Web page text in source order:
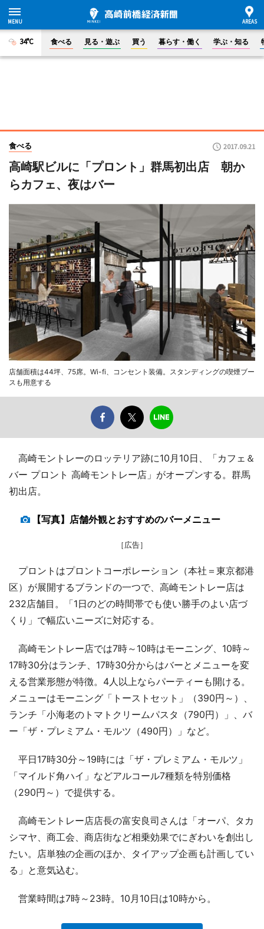
34°C 食べる 見る・遊ぶ 買う 暮らす・働く 学ぶ・知る
食べる 2017.09.21
高崎駅ビルに「プロント」群馬初出店 朝か
らカフェ、夜はバー
店舗面積は44坪、75席。Wi-fi、コンセント装備。スタンディングの喫煙ブー
スも用意する
高崎モントレーのロッテリア跡に10月10日、「カフェ＆
バー プロント 高崎モントレー店」がオープンする。群馬
初出店。
【写真】店舗外観とおすすめのバーメニュー
［広告］
プロントはプロントコーポレーション（本社＝東京都港
区）が展開するブランドの一つで、高崎モントレー店は
232店舗目。「1日のどの時間帯でも使い勝手のよい店づ
くり」で幅広いニーズに対応する。
高崎モントレー店では7時～10時はモーニング、10時～
17時30分はランチ、17時30分からはバーとメニューを変
える営業形態が特徴。4人以上ならパーティーも開ける。
メニューはモーニング「トーストセット」（390円～）、
ランチ「小海老のトマトクリームパスタ（790円）」、バ
ー「ザ・プレミアム・モルツ（490円）」など。
平日17時30分～19時には「ザ・プレミアム・モルツ」
「マイルド角ハイ」などアルコール7種類を特別価格
（290円～）で提供する。
高崎モントレー店店長の富安良司さんは「オーパ、タカ
シマヤ、商工会、商店街など相乗効果でにぎわいを創出し
たい。店単独の企画のほか、タイアップ企画も計画してい
る」と意気込む。
営業時間は7時～23時。10月10日は10時から。